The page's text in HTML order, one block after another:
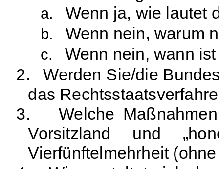
a. Wenn ja, wie lautet
b. Wenn nein, warum
c.
Wenn nein, wann
2.
Werden Sie/die
das
3.
Welche
Vorsitzland und
Vierfünftelmehrheit